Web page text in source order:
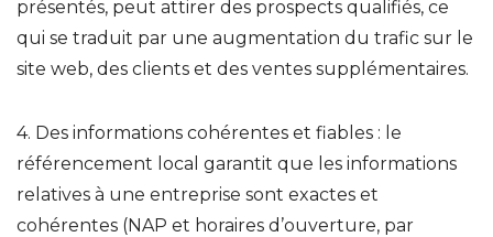
présentés, peut attirer des prospects qualifiés, ce
qui se traduit par une augmentation du trafic sur le
site web, des clients et des ventes supplémentaires.
4. Des informations cohérentes et fiables : le
référencement local garantit que les informations
relatives à une entreprise sont exactes et
cohérentes (NAP et horaires d’ouverture, par